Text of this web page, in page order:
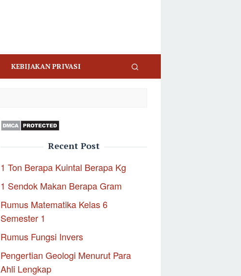
KEBIJAKAN PRIVASI
Recent Post
1 Ton Berapa Kuintal Berapa Kg
1 Sendok Makan Berapa Gram
Rumus Matematika Kelas 6
Semester 1
Rumus Fungsi Invers
Pengertian Geologi Menurut Para
Ahli Lengkap